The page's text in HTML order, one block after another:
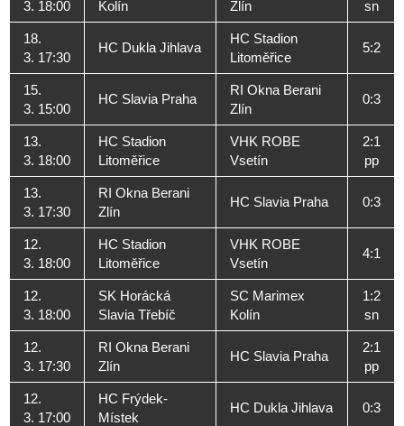
3. 18:00 Kolín Zlín sn
18.
3. 17:30
HC Dukla Jihlava
HC Stadion
Litoměřice
5:2
15.
3. 15:00
HC Slavia Praha
RI Okna Berani
Zlín
0:3
13.
3. 18:00
HC Stadion
Litoměřice
VHK ROBE
Vsetín
2:1
pp
13.
3. 17:30
RI Okna Berani
Zlín
HC Slavia Praha 0:3
12.
3. 18:00
HC Stadion
Litoměřice
VHK ROBE
Vsetín
4:1
12.
3. 18:00
SK Horácká
Slavia Třebíč
SC Marimex
Kolín
1:2
sn
12.
3. 17:30
RI Okna Berani
Zlín
HC Slavia Praha
2:1
pp
12.
3. 17:00
HC Frýdek-
Místek
HC Dukla Jihlava 0:3